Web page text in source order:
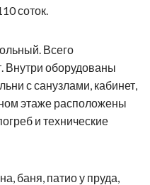
соток.
Всего
Внутри оборудованы
с санузлами, кабинет,
этаже расположены
и технические
баня, патио у пруда,